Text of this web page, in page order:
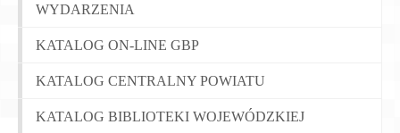
WYDARZENIA
KATALOG ON-LINE GBP
KATALOG CENTRALNY POWIATU
KATALOG BIBLIOTEKI WOJEWÓDZKIEJ